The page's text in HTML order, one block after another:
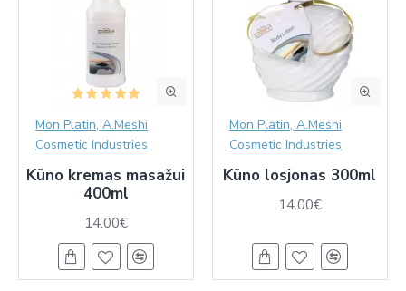
Mon Platin, A.Meshi
Cosmetic Industries
Kūno kremas masažui
400ml
14.00€
Mon Platin, A.Meshi
Cosmetic Industries
Kūno losjonas 300ml
14.00€